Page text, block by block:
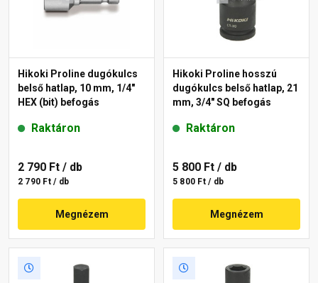
Hikoki Proline dugókulcs
belső hatlap, 10 mm, 1/4"
HEX (bit) befogás
Raktáron
2 790 Ft / db
2 790 Ft / db
Megnézem
Hikoki Proline hosszú
dugókulcs belső hatlap, 21
mm, 3/4" SQ befogás
Raktáron
5 800 Ft / db
5 800 Ft / db
Megnézem